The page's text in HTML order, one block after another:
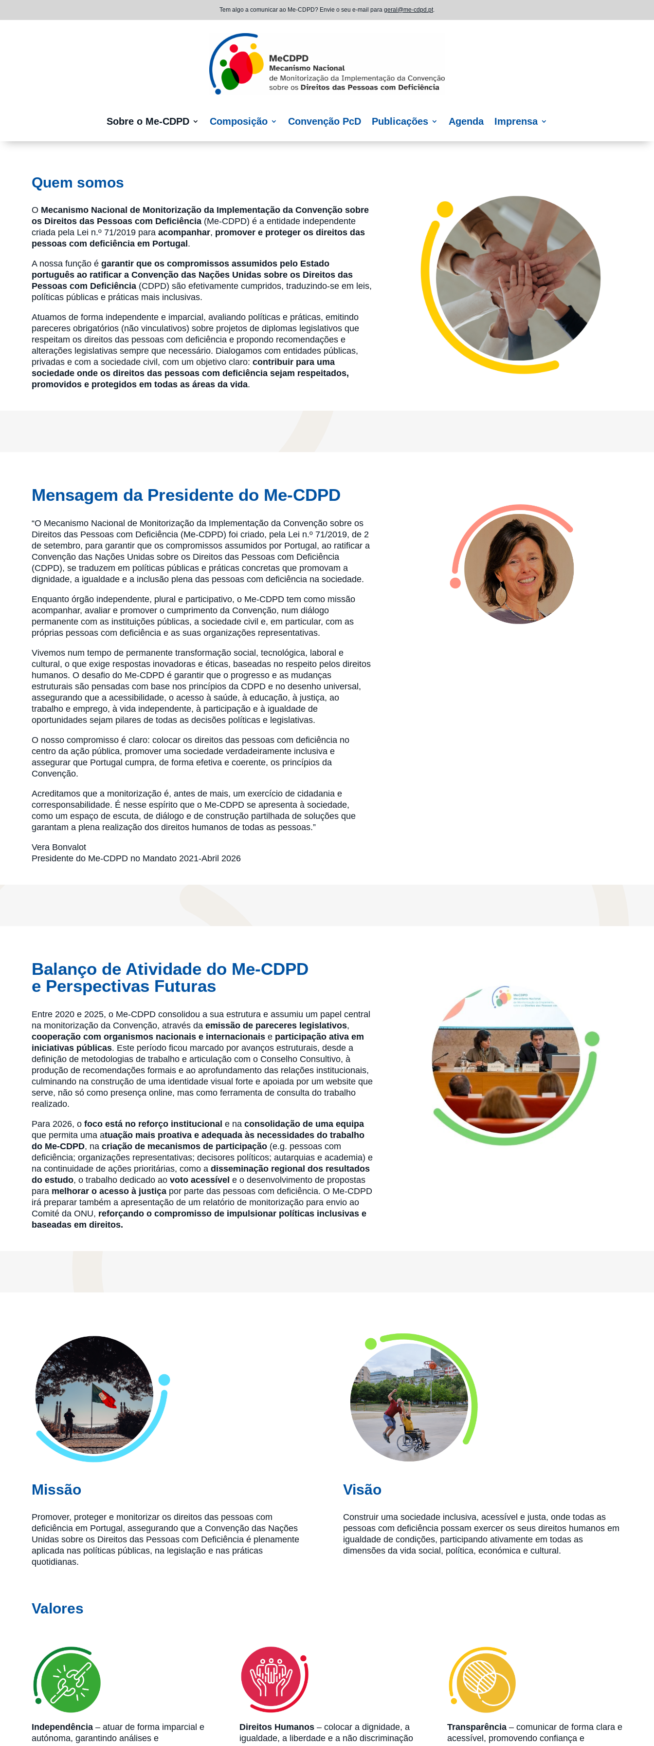
Tem algo a comunicar ao Me-CDPD? Envie o seu e-mail para geral@me-cdpd.pt.
Sobre o Me-CDPD Composição Convenção PcD Publicações Agenda Imprensa
Quem somos
O Mecanismo Nacional de Monitorização da Implementação da Convenção sobre
os Direitos das Pessoas com Deficiência (Me-CDPD) é a entidade independente
criada pela Lei n.º 71/2019 para acompanhar, promover e proteger os direitos das
pessoas com deficiência em Portugal .
A nossa função é garantir que os compromissos assumidos pelo Estado
português ao ratificar a Convenção das Nações Unidas sobre os Direitos das
Pessoas com Deficiência (CDPD) são efetivamente cumpridos, traduzindo-se em leis,
políticas públicas e práticas mais inclusivas.
Atuamos de forma independente e imparcial, avaliando políticas e práticas, emitindo
pareceres obrigatórios (não vinculativos) sobre projetos de diplomas legislativos que
respeitam os direitos das pessoas com deficiência e propondo recomendações e
alterações legislativas sempre que necessário. Dialogamos com entidades públicas,
privadas e com a sociedade civil, com um objetivo claro: contribuir para uma
sociedade onde os direitos das pessoas com deficiência sejam respeitados,
promovidos e protegidos em todas as áreas da vida.
Mensagem da Presidente do Me-CDPD
“O Mecanismo Nacional de Monitorização da Implementação da Convenção sobre os
Direitos das Pessoas com Deficiência (Me-CDPD) foi criado, pela Lei n.º 71/2019, de 2
de setembro, para garantir que os compromissos assumidos por Portugal, ao ratificar a
Convenção das Nações Unidas sobre os Direitos das Pessoas com Deficiência
(CDPD), se traduzem em políticas públicas e práticas concretas que promovam a
dignidade, a igualdade e a inclusão plena das pessoas com deficiência na sociedade.
Enquanto órgão independente, plural e participativo, o Me-CDPD tem como missão
acompanhar, avaliar e promover o cumprimento da Convenção, num diálogo
permanente com as instituições públicas, a sociedade civil e, em particular, com as
próprias pessoas com deficiência e as suas organizações representativas.
Vivemos num tempo de permanente transformação social, tecnológica, laboral e
cultural, o que exige respostas inovadoras e éticas, baseadas no respeito pelos direitos
humanos. O desafio do Me-CDPD é garantir que o progresso e as mudanças
estruturais são pensadas com base nos princípios da CDPD e no desenho universal,
assegurando que a acessibilidade, o acesso à saúde, à educação, à justiça, ao
trabalho e emprego, à vida independente, à participação e à igualdade de
oportunidades sejam pilares de todas as decisões políticas e legislativas.
O nosso compromisso é claro: colocar os direitos das pessoas com deficiência no
centro da ação pública, promover uma sociedade verdadeiramente inclusiva e
assegurar que Portugal cumpra, de forma efetiva e coerente, os princípios da
Convenção.
Acreditamos que a monitorização é, antes de mais, um exercício de cidadania e
corresponsabilidade. É nesse espírito que o Me-CDPD se apresenta à sociedade,
como um espaço de escuta, de diálogo e de construção partilhada de soluções que
garantam a plena realização dos direitos humanos de todas as pessoas.”
Vera Bonvalot
Presidente do Me-CDPD no Mandato 2021-Abril 2026
Balanço de Atividade do Me-CDPD
e Perspectivas Futuras
Entre 2020 e 2025, o Me-CDPD consolidou a sua estrutura e assumiu um papel central
na monitorização da Convenção, através da emissão de pareceres legislativos,
cooperação com organismos nacionais e internacionais e participação ativa em
iniciativas públicas. Este período ficou marcado por avanços estruturais, desde a
definição de metodologias de trabalho e articulação com o Conselho Consultivo, à
produção de recomendações formais e ao aprofundamento das relações institucionais,
culminando na construção de uma identidade visual forte e apoiada por um website que
serve, não só como presença online, mas como ferramenta de consulta do trabalho
realizado.
Para 2026, o foco está no reforço institucional e na consolidação de uma equipa
que permita uma atuação mais proativa e adequada às necessidades do trabalho
do Me-CDPD, na criação de mecanismos de participação (e.g. pessoas com
deficiência; organizações representativas; decisores políticos; autarquias e academia) e
na continuidade de ações prioritárias, como a disseminação regional dos resultados
do estudo, o trabalho dedicado ao voto acessível e o desenvolvimento de propostas
para melhorar o acesso à justiça por parte das pessoas com deficiência. O Me-CDPD
irá preparar também a apresentação de um relatório de monitorização para envio ao
Comité da ONU, reforçando o compromisso de impulsionar políticas inclusivas e
baseadas em direitos.
Missão
Promover, proteger e monitorizar os direitos das pessoas com
deficiência em Portugal, assegurando que a Convenção das Nações
Unidas sobre os Direitos das Pessoas com Deficiência é plenamente
aplicada nas políticas públicas, na legislação e nas práticas
quotidianas.
Visão
Construir uma sociedade inclusiva, acessível e justa, onde todas as
pessoas com deficiência possam exercer os seus direitos humanos em
igualdade de condições, participando ativamente em todas as
dimensões da vida social, política, económica e cultural.
Valores
Independência – atuar de forma imparcial e
autónoma, garantindo análises e
Direitos Humanos– colocar a dignidade, a
igualdade, a liberdade e a não discriminação
Transparência– comunicar de forma clara e
acessível, promovendo confiança e